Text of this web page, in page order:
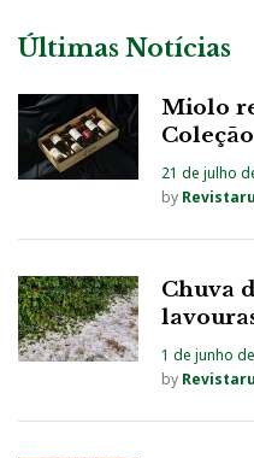
Últimas Notícias
Miolo
21 de julho
by
Chuva
1 de junho
by